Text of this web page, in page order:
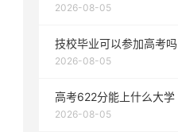
2026-08-05
技校毕业可以参加高考吗
2026-08-05
高考622分能上什么大学
2026-08-05